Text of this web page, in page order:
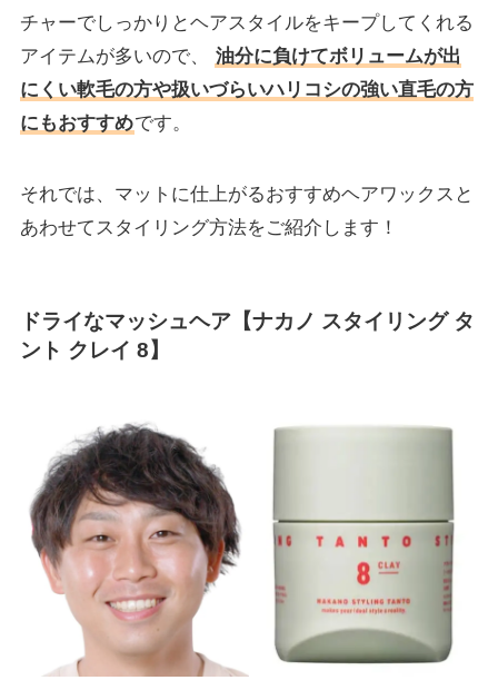
チャーでしっかりとヘアスタイルをキープしてくれる
アイテムが多いので、 油分に負けてボリュームが出
にくい軟毛の方や扱いづらいハリコシの強い直毛の方
にもおすすめです。
それでは、マットに仕上がるおすすめヘアワックスと
あわせてスタイリング方法をご紹介します！
ドライなマッシュヘア【ナカノ スタイリング タ
ント クレイ 8】